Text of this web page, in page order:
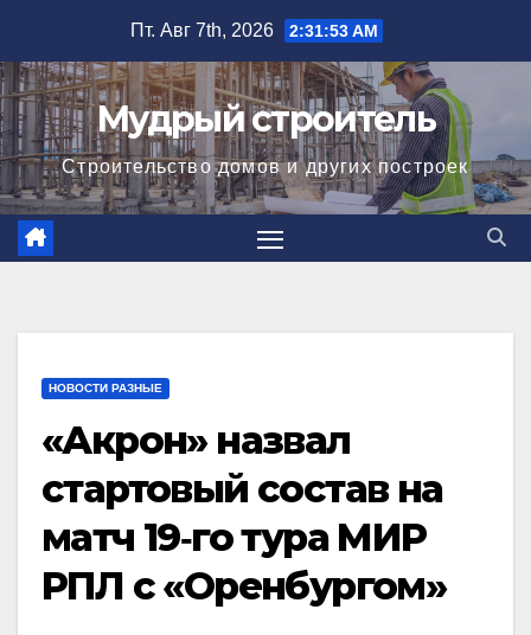
содержимому
Пт. Авг 7th, 2026 2:31:54 AM
Мудрый строитель
Строительство домов и других построек
НОВОСТИ РАЗНЫЕ
«Акрон» назвал
стартовый состав на
матч 19‑го тура МИР
РПЛ с «Оренбургом»